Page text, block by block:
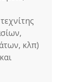
κλπ)